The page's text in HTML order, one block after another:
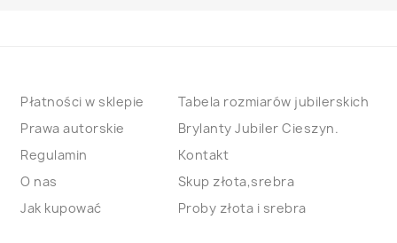
Płatności w sklepie
Prawa autorskie
Regulamin
O nas
Jak kupować
Tabela rozmiarów jubilerskich
Brylanty Jubiler Cieszyn.
Kontakt
Skup złota,srebra
Proby złota i srebra